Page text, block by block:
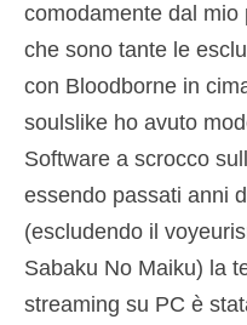
comodamente dal mio
che sono tante le
con Bloodborne in
soulslike ho avuto
Software a scrocco
essendo passati anni
(escludendo il
Sabaku No Maiku) la
streaming su PC è